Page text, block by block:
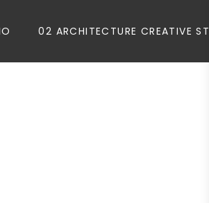
02 ARCHITECTURE CREATIVE